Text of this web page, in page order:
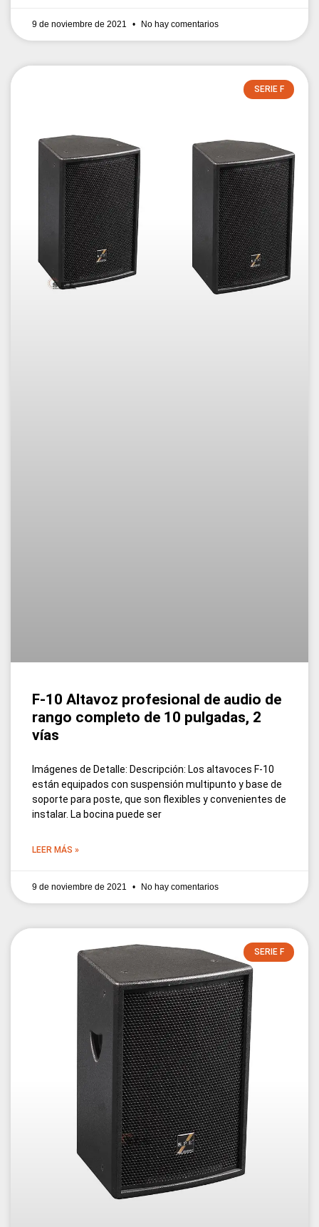
9 de noviembre de 2021 No hay comentarios
SERIE F
F-10 Altavoz profesional de audio de
rango completo de 10 pulgadas, 2
vías
Imágenes de Detalle: Descripción: Los altavoces F-10
están equipados con suspensión multipunto y base de
soporte para poste, que son flexibles y convenientes de
instalar. La bocina puede ser
LEER MÁS »
9 de noviembre de 2021 No hay comentarios
SERIE F